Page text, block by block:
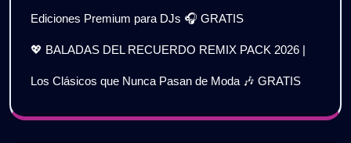
Ediciones Premium para DJs 🎧 GRATIS
💖 BALADAS DEL RECUERDO REMIX PACK 2026 |
Los Clásicos que Nunca Pasan de Moda 🎶 GRATIS